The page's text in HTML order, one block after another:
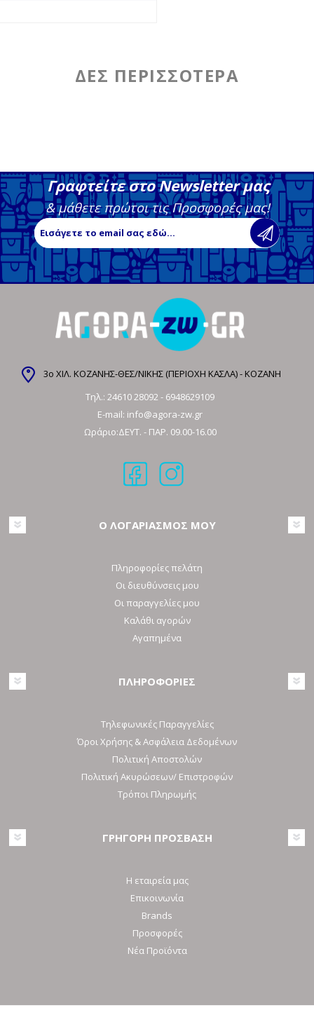
Γραφτείτε στο Newsletter μας
& μάθετε πρώτοι τις Προσφορές μας!
3ο ΧΙΛ. ΚΟΖΑΝΗΣ-ΘΕΣ/ΝΙΚΗΣ (ΠΕΡΙΟΧΗ ΚΑΣΛΑ) - ΚΟΖΑΝΗ
Τηλ.: 24610 28092- 6948629109
E-mail: info@agora-zw.gr
Ωράριο:ΔΕΥΤ. - ΠΑΡ. 09.00-16.00
Ο ΛΟΓΑΡΙΑΣΜΟΣ ΜΟΥ
Πληροφορίες πελάτη
Οι διευθύνσεις μου
Οι παραγγελίες μου
Καλάθι αγορών
Αγαπημένα
ΠΛΗΡΟΦΟΡΙΕΣ
Τηλεφωνικές Παραγγελίες
Όροι Χρήσης & Ασφάλεια Δεδομένων
Πολιτική Αποστολών
Πολιτική Ακυρώσεων/ Επιστροφών
Τρόποι Πληρωμής
ΓΡΗΓΟΡΗ ΠΡΟΣΒΑΣΗ
Η εταιρεία μας
Επικοινωνία
Brands
Προσφορές
Νέα Προϊόντα